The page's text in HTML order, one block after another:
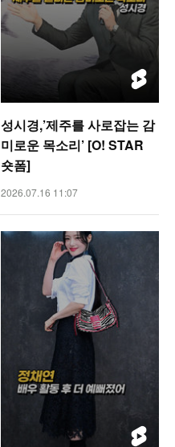
성시경,’제주를 사로잡는 감
미로운 목소리’ [O! STAR
숏폼]
2026.07.16 11:07